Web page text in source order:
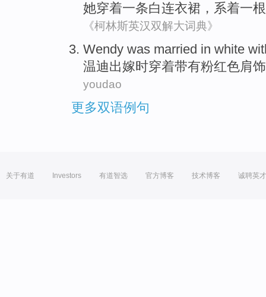
她穿着一条白连衣裙 ，系着一根
《柯林斯英汉双解大词典》
Wendy was married in white
温迪出嫁时穿着带有粉红色肩
youdao
更多双语例句
关于有道 Investors 有道智选 官方博客 技术博客 诚聘英才